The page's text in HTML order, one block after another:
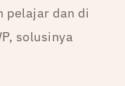
pelajar dan di
solusinya